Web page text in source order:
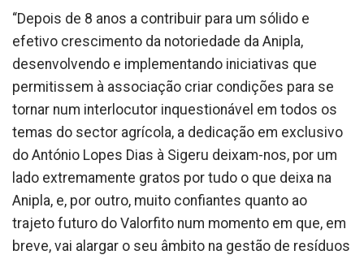
“Depois de 8 anos a contribuir para um sólido e
efetivo crescimento da notoriedade da Anipla,
desenvolvendo e implementando iniciativas que
permitissem à associação criar condições para se
tornar num interlocutor inquestionável em todos os
temas do sector agrícola, a dedicação em exclusivo
do António Lopes Dias à Sigeru deixam-nos, por um
lado extremamente gratos por tudo o que deixa na
Anipla, e, por outro, muito confiantes quanto ao
trajeto futuro do Valorfito num momento em que, em
breve, vai alargar o seu âmbito na gestão de resíduos